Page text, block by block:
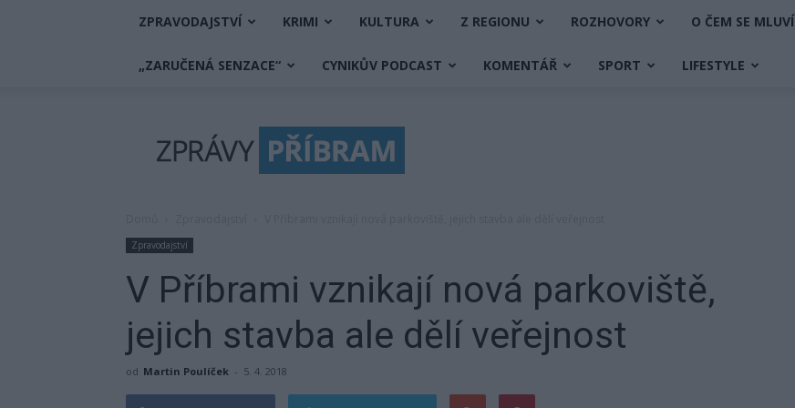
ZPRAVODAJSTVÍ KRIMI KULTURA Z REGIONU ROZHOVORY O ČEM SE MLUVÍ
„ZARUČENÁ SENZACE“ CYNIKŮV PODCAST KOMENTÁŘ SPORT LIFESTYLE
Příbram
Zpravodajství
V Příbrami vznikají nová parkoviště,
jejich stavba ale dělí veřejnost
od Martin Poulíček - 5. 4. 2018